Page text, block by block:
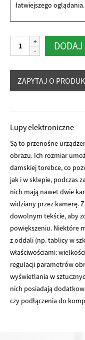
łatwiejszego oglądania.
ilość
Portable
Magnifier
lupa
Lupy elektroniczne
Są to przenośne
obrazu. Ich rozmiar
damskiej torebce, co
jak i w sklepie, podczas
nich mają nawet dwie
widziany przez kamerę.
dowolnym tekście, aby
powiększeniu. Niektóre
z oddali (np. tablicy w
właściwościami:
regulacji parametrów
wyświetlania w
nich posiadają
czy podłączenia do